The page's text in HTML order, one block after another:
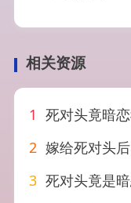
相关资源
1 死对头竟暗
2 嫁给死对头后，指挥使
3 死对头竟是暗